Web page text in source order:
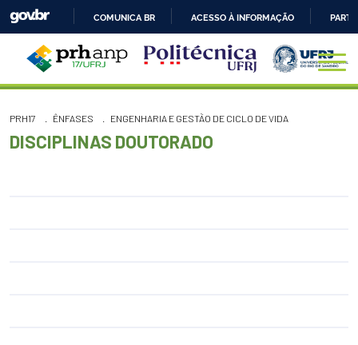
IR
PARA
O
COMUNICA BR ACESSO À INFORMAÇÃO
PRH17 ÊNFASES ENGENHARIA E GESTÃO DE CICLO DE VIDA
DISCIPLINAS DOUTORADO